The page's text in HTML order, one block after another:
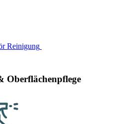
Reinigung
Oberflächenpflege